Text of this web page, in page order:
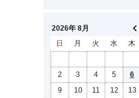
2026年 8月
日
月 火 水 木
2
3 4 5 6
9
10 11 12 13